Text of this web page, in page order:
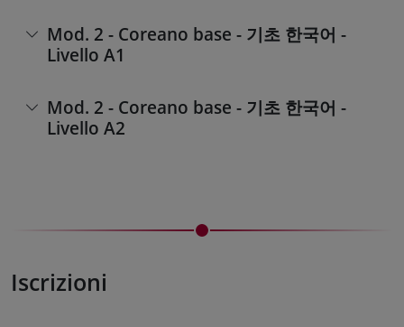
Mod. 2 - Coreano base - 기초 한국어 -
Livello A1
Mod. 2 - Coreano base - 기초 한국어 -
Livello A2
Iscrizioni